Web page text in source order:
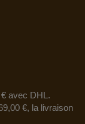
avec DHL.
€, la livraison